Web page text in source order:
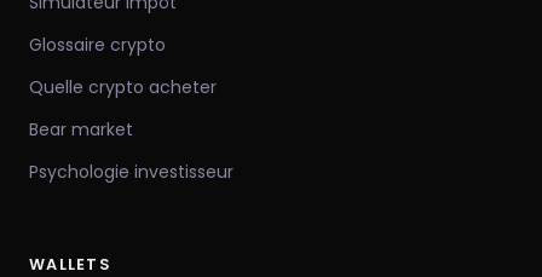
Glossaire crypto
Quelle crypto acheter
Bear market
Psychologie investisseur
WALLETS